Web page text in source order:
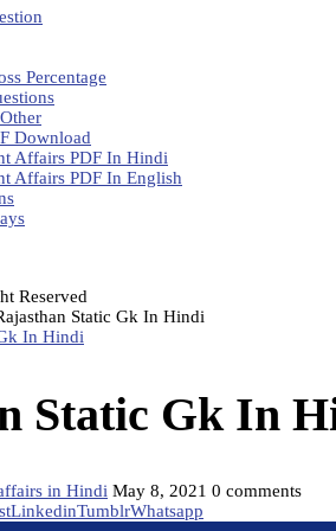
Percentage
Download
Affairs PDF In Hindi
Affairs PDF In English
Reserved
Static Gk In Hindi
In Hindi
Static Gk In
in Hindi May 8, 2021 0 comments
LinkedinTumblrWhatsapp